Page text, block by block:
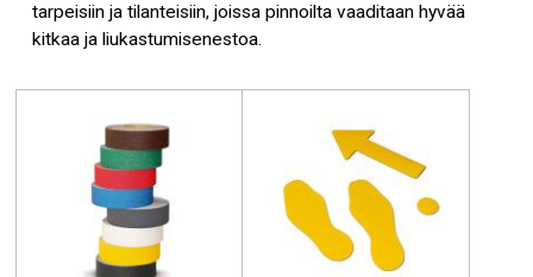
tarpeisiin ja tilanteisiin, joissa pinnoilta vaaditaan hyvää
kitkaa ja liukastumisenestoa.